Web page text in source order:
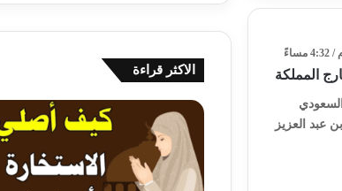
المملكة
عبد العزيز
الاكثر قراءة